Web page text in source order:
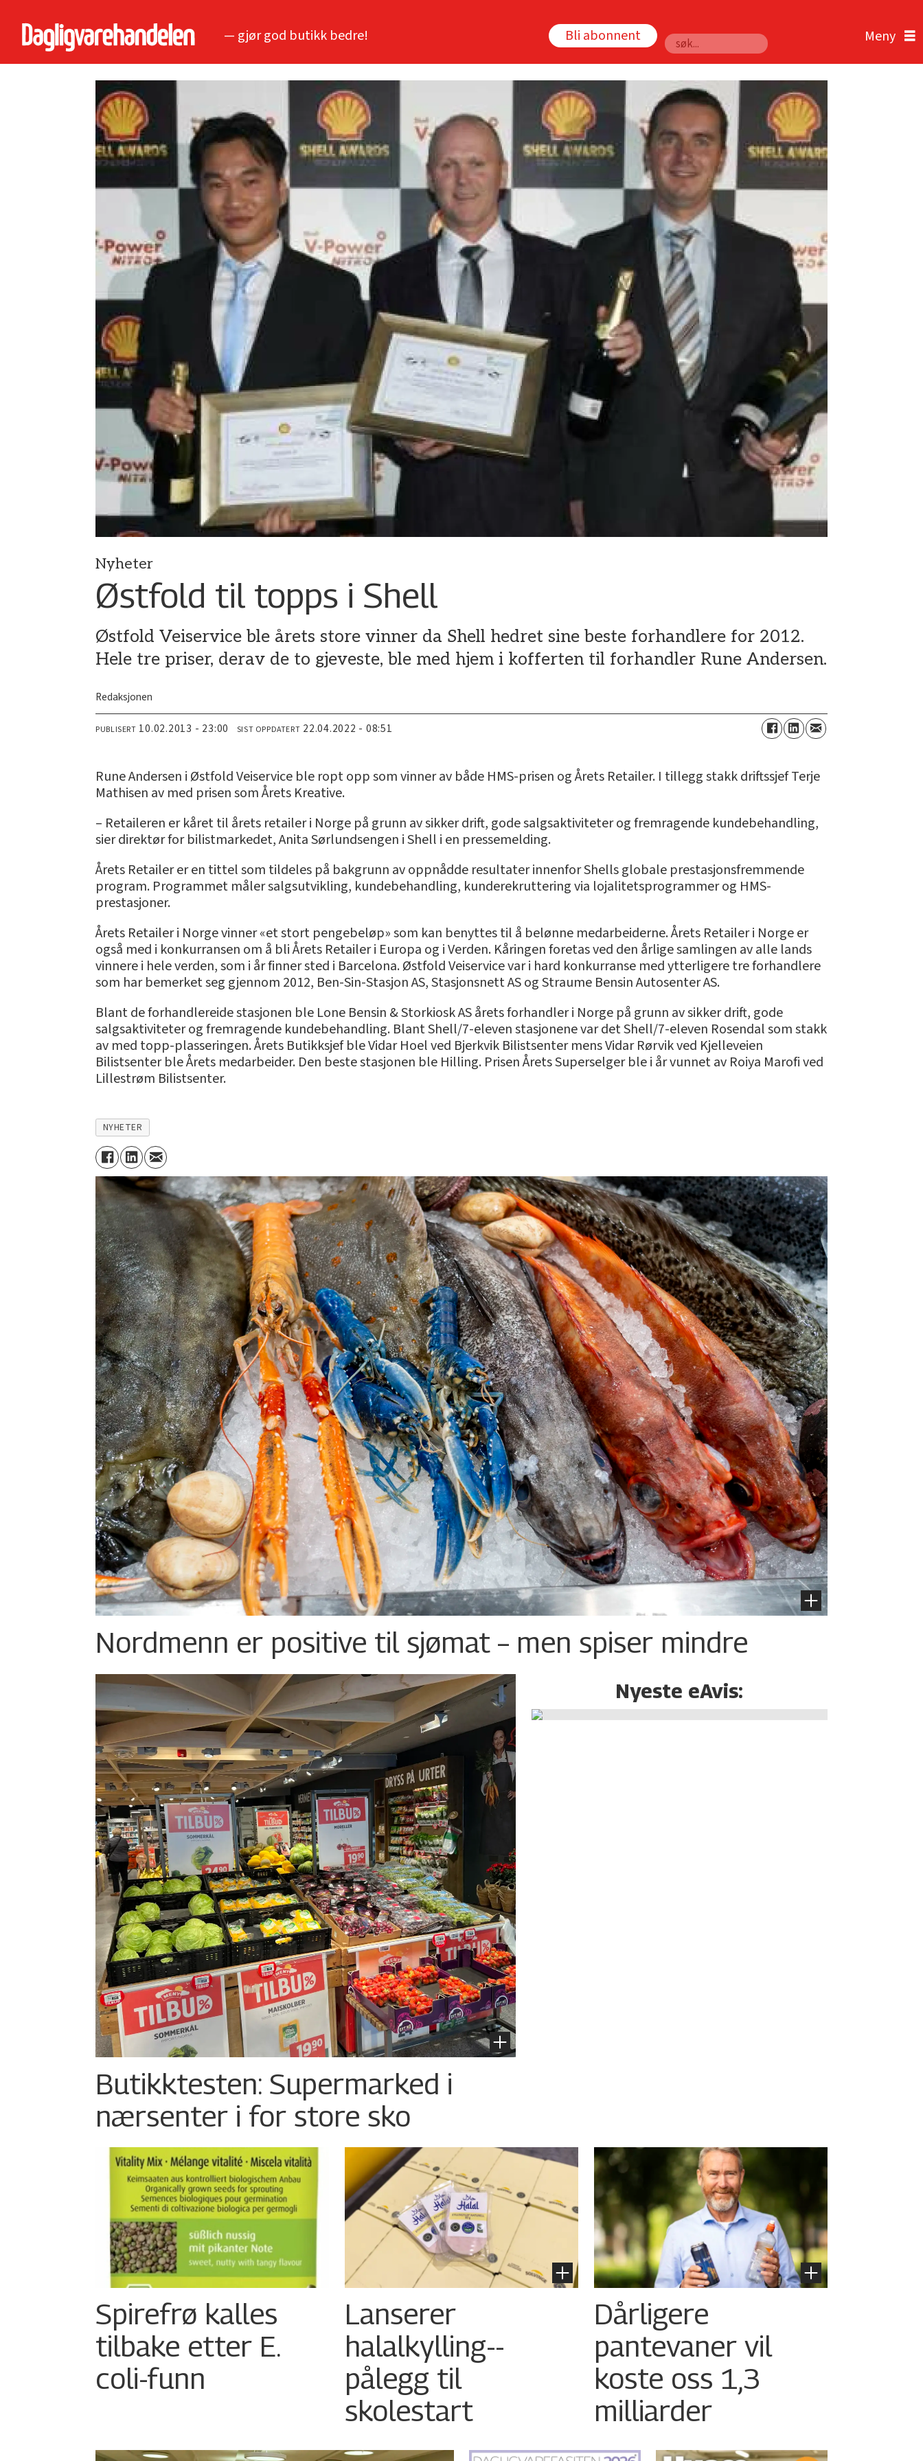
— gjør god butikk bedre! Bli abonnent
Søk
Nyheter
Østfold til topps i Shell
Østfold Veiservice ble årets store vinner da Shell hedret sine beste forhandlere for 2012.
Hele tre priser, derav de to gjeveste, ble med hjem i kofferten til forhandler Rune Andersen.
Redaksjonen
PUBLISERT 10.02.2013 - 23:00 SIST OPPDATERT 22.04.2022 - 08:51
Rune Andersen i Østfold Veiservice ble ropt opp som vinner av både HMS-prisen og Årets Retailer. I tillegg stakk driftssjef Terje
Mathisen av med prisen som Årets Kreative.
– Retaileren er kåret til årets retailer i Norge på grunn av sikker drift, gode salgsaktiviteter og fremragende kundebehandling,
sier direktør for bilistmarkedet, Anita Sørlundsengen i Shell i en pressemelding.
Årets Retailer er en tittel som tildeles på bakgrunn av oppnådde resultater innenfor Shells globale prestasjonsfremmende
program. Programmet måler salgsutvikling, kundebehandling, kunderekruttering via lojalitetsprogrammer og HMS-
prestasjoner.
Årets Retailer i Norge vinner «et stort pengebeløp» som kan benyttes til å belønne medarbeiderne. Årets Retailer i Norge er
også med i konkurransen om å bli Årets Retailer i Europa og i Verden. Kåringen foretas ved den årlige samlingen av alle lands
vinnere i hele verden, som i år finner sted i Barcelona. Østfold Veiservice var i hard konkurranse med ytterligere tre forhandlere
som har bemerket seg gjennom 2012, Ben-Sin-Stasjon AS, Stasjonsnett AS og Straume Bensin Autosenter AS.
Blant de forhandlereide stasjonen ble Lone Bensin & Storkiosk AS årets forhandler i Norge på grunn av sikker drift, gode
salgsaktiviteter og fremragende kundebehandling. Blant Shell/7-eleven stasjonene var det Shell/7-eleven Rosendal som stakk
av med topp-plasseringen. Årets Butikksjef ble Vidar Hoel ved Bjerkvik Bilistsenter mens Vidar Rørvik ved Kjelleveien
Bilistsenter ble Årets medarbeider. Den beste stasjonen ble Hilling. Prisen Årets Superselger ble i år vunnet av Roiya Marofi ved
Lillestrøm Bilistsenter.
NYHETER
Nordmenn er positive til sjømat – men spiser mindre
Butikktesten: Supermarked i
nærsenter i for store sko
Nyeste eAvis:
Spirefrø kalles
tilbake etter E.
coli-funn
Lanserer
halalkylling-­
pålegg til
skolestart
Dårligere
pantevaner vil
koste oss 1,3
milliarder